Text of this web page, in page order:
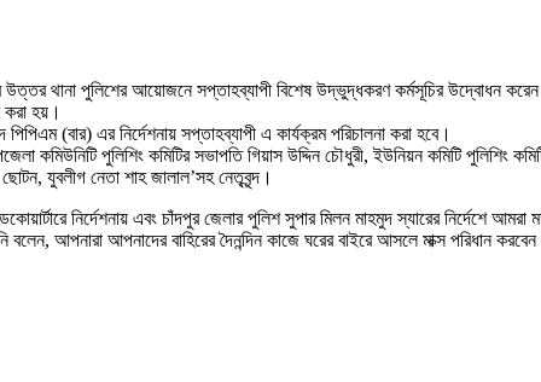
থানা পুলিশের আয়োজনে সপ্তাহব্যাপী বিশেষ উদ্ভুদ্ধকরণ কর্মসূচির উদ্বোধন করেন
করা হয়।
(বার) এর নির্দেশনায় সপ্তাহব্যাপী এ কার্যক্রম পরিচালনা করা হবে।
কমিউনিটি পুলিশিং কমিটির সভাপতি গিয়াস উদ্দিন চৌধুরী, ইউনিয়ন কমিটি পুলিশিং
যুবলীগ নেতা শাহ জালাল’সহ নেতৃবৃন্দ।
নির্দেশনায় এবং চাঁদপুর জেলার পুলিশ সুপার মিলন মাহমুদ স্যারের নির্দেশে
আপনারা আপনাদের বাহিরের দৈনন্দিন কাজে ঘরের বাইরে আসলে মাক্স পরিধান